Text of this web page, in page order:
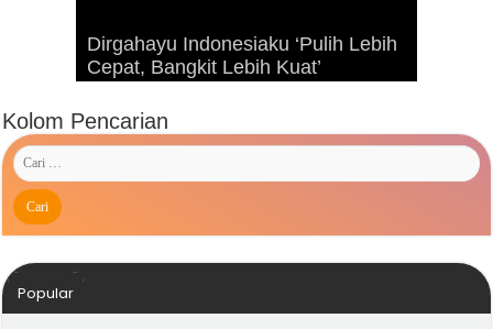
Dirgahayu Indonesiaku ‘Pulih Lebih
Cepat, Bangkit Lebih Kuat’
Advetorial Hari Raya Idul Fitri 1443
Hijriah
Kunjungan Presiden RI Joko
Widodo ke Kaimana Tahun 2019
Kolom Pencarian
Popular